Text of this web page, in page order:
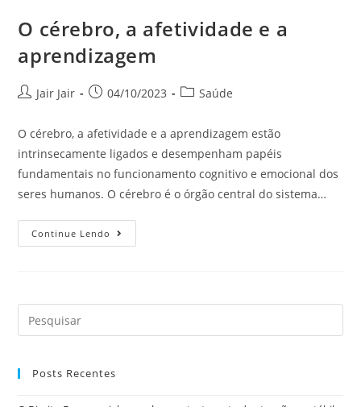
O cérebro, a afetividade e a
aprendizagem
Jair Jair 04/10/2023 Saúde
O cérebro, a afetividade e a aprendizagem estão
intrinsecamente ligados e desempenham papéis
fundamentais no funcionamento cognitivo e emocional dos
seres humanos. O cérebro é o órgão central do sistema…
Continue Lendo
Posts Recentes